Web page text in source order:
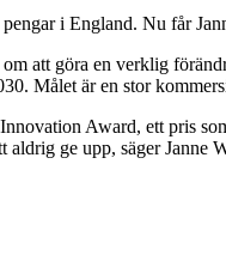
i England. Nu får
att göra en verklig
Målet är en stor
Award, ett pris
ge upp, säger Janne